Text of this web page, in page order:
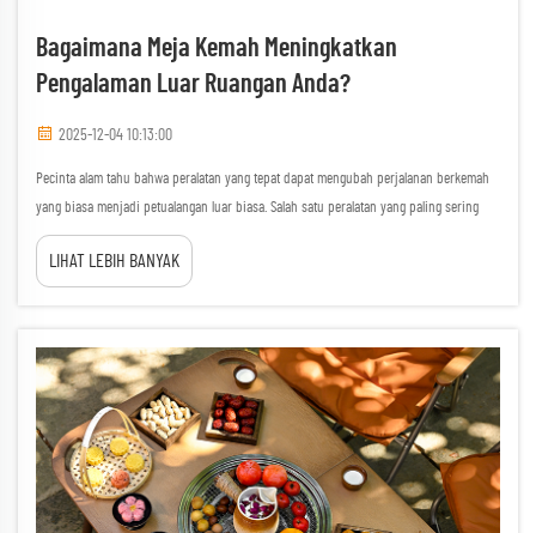
Bagaimana Meja Kemah Meningkatkan
Pengalaman Luar Ruangan Anda?
2025-12-04 10:13:00
Pecinta alam tahu bahwa peralatan yang tepat dapat mengubah perjalanan berkemah
yang biasa menjadi petualangan luar biasa. Salah satu peralatan yang paling sering
diabaikan adalah meja berkemah berkualitas, yang berfungsi sebagai fondasi bagi
berbagai aktivitas luar ruangan...
LIHAT LEBIH BANYAK